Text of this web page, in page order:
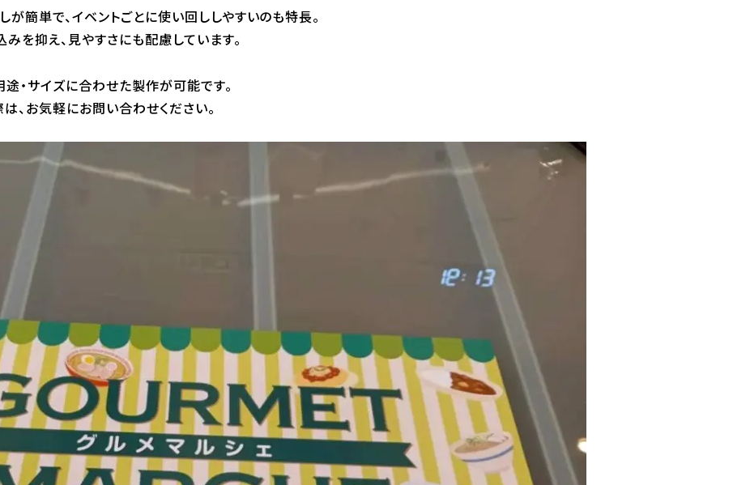
が簡単で、イベントごとに使い回ししやすいのも特長。
を抑え、見やすさにも配慮しています。
・サイズに合わせた製作が可能です。
、お気軽にお問い合わせください。